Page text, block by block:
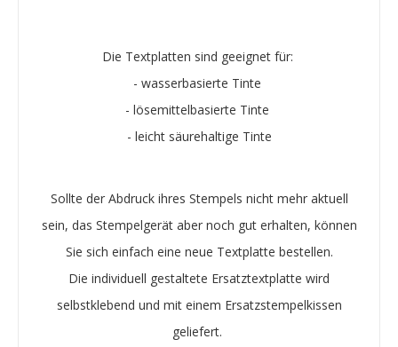
Die Textplatten sind geeignet für:
- wasserbasierte Tinte
- lösemittelbasierte Tinte
- leicht säurehaltige Tinte
Sollte der Abdruck ihres Stempels nicht mehr aktuell
sein, das Stempelgerät aber noch gut erhalten, können
Sie sich einfach eine neue Textplatte bestellen.
Die individuell gestaltete Ersatztextplatte wird
selbstklebend und mit einem Ersatzstempelkissen
geliefert.